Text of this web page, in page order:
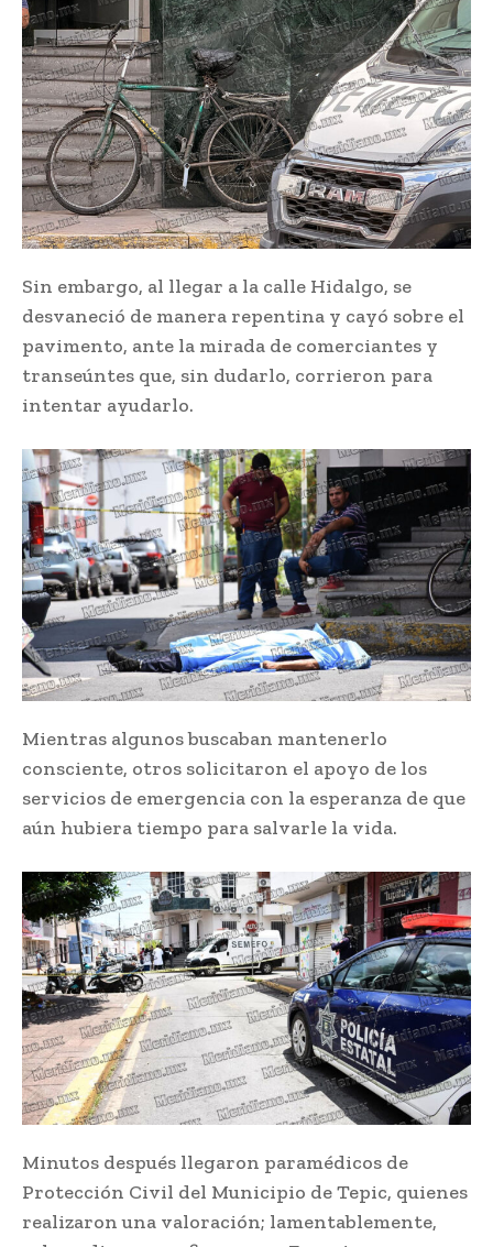
Sin embargo, al llegar a la calle Hidalgo, se
desvaneció de manera repentina y cayó sobre el
pavimento, ante la mirada de comerciantes y
transeúntes que, sin dudarlo, corrieron para
intentar ayudarlo.
Mientras algunos buscaban mantenerlo
consciente, otros solicitaron el apoyo de los
servicios de emergencia con la esperanza de que
aún hubiera tiempo para salvarle la vida.
Minutos después llegaron paramédicos de
Protección Civil del Municipio de Tepic, quienes
realizaron una valoración; lamentablemente,